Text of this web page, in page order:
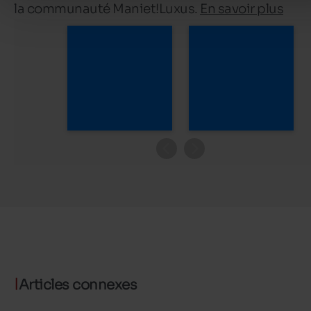
la communauté Maniet!Luxus. En savoir plus
Articles connexes